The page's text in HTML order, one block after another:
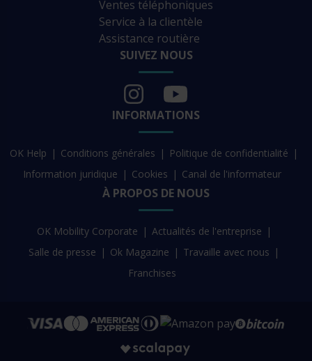
Ventes téléphoniques
Service à la clientèle
Assistance routière
SUIVEZ NOUS
INFORMATIONS
OK Help Conditions générales
Politique de confidentialité
Information juridique
Cookies Canal de l'informateur
À PROPOS DE NOUS
OK Mobility Corporate
Actualités de l'entreprise
Salle de presse
Ok Magazine
Travaille avec nous
Franchises